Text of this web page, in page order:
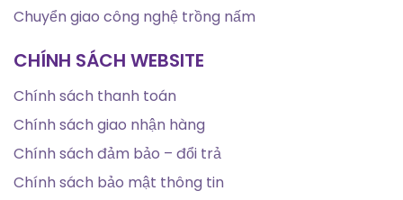
Chuyển giao công nghệ trồng nấm
CHÍNH SÁCH WEBSITE
Chính sách thanh toán
Chính sách giao nhận hàng
Chính sách đảm bảo – đổi trả
Chính sách bảo mật thông tin